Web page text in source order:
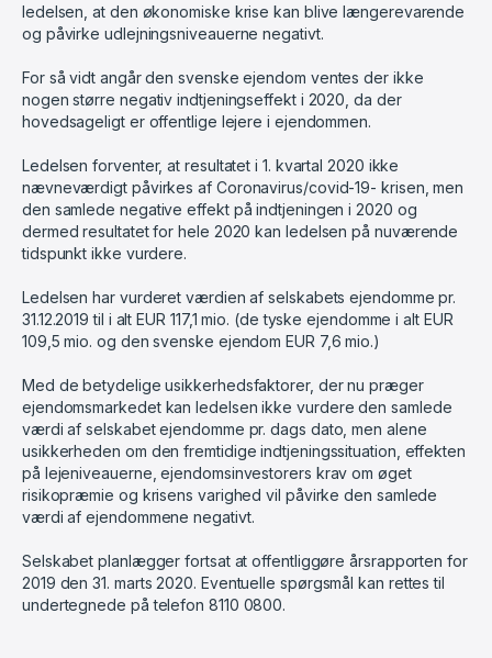
ledelsen, at den økonomiske krise kan blive længerevarende
og påvirke udlejningsniveauerne negativt.
For så vidt angår den svenske ejendom ventes der ikke
nogen større negativ indtjeningseffekt i 2020, da der
hovedsageligt er offentlige lejere i ejendommen.
Ledelsen forventer, at resultatet i 1. kvartal 2020 ikke
nævneværdigt påvirkes af Coronavirus/covid-19- krisen, men
den samlede negative effekt på indtjeningen i 2020 og
dermed resultatet for hele 2020 kan ledelsen på nuværende
tidspunkt ikke vurdere.
Ledelsen har vurderet værdien af selskabets ejendomme pr.
31.12.2019 til i alt EUR 117,1 mio. (de tyske ejendomme i alt EUR
109,5 mio. og den svenske ejendom EUR 7,6 mio.)
Med de betydelige usikkerhedsfaktorer, der nu præger
ejendomsmarkedet kan ledelsen ikke vurdere den samlede
værdi af selskabet ejendomme pr. dags dato, men alene
usikkerheden om den fremtidige indtjeningssituation, effekten
på lejeniveauerne, ejendomsinvestorers krav om øget
risikopræmie og krisens varighed vil påvirke den samlede
værdi af ejendommene negativt.
Selskabet planlægger fortsat at offentliggøre årsrapporten for
2019 den 31. marts 2020. Eventuelle spørgsmål kan rettes til
undertegnede på telefon 8110 0800.